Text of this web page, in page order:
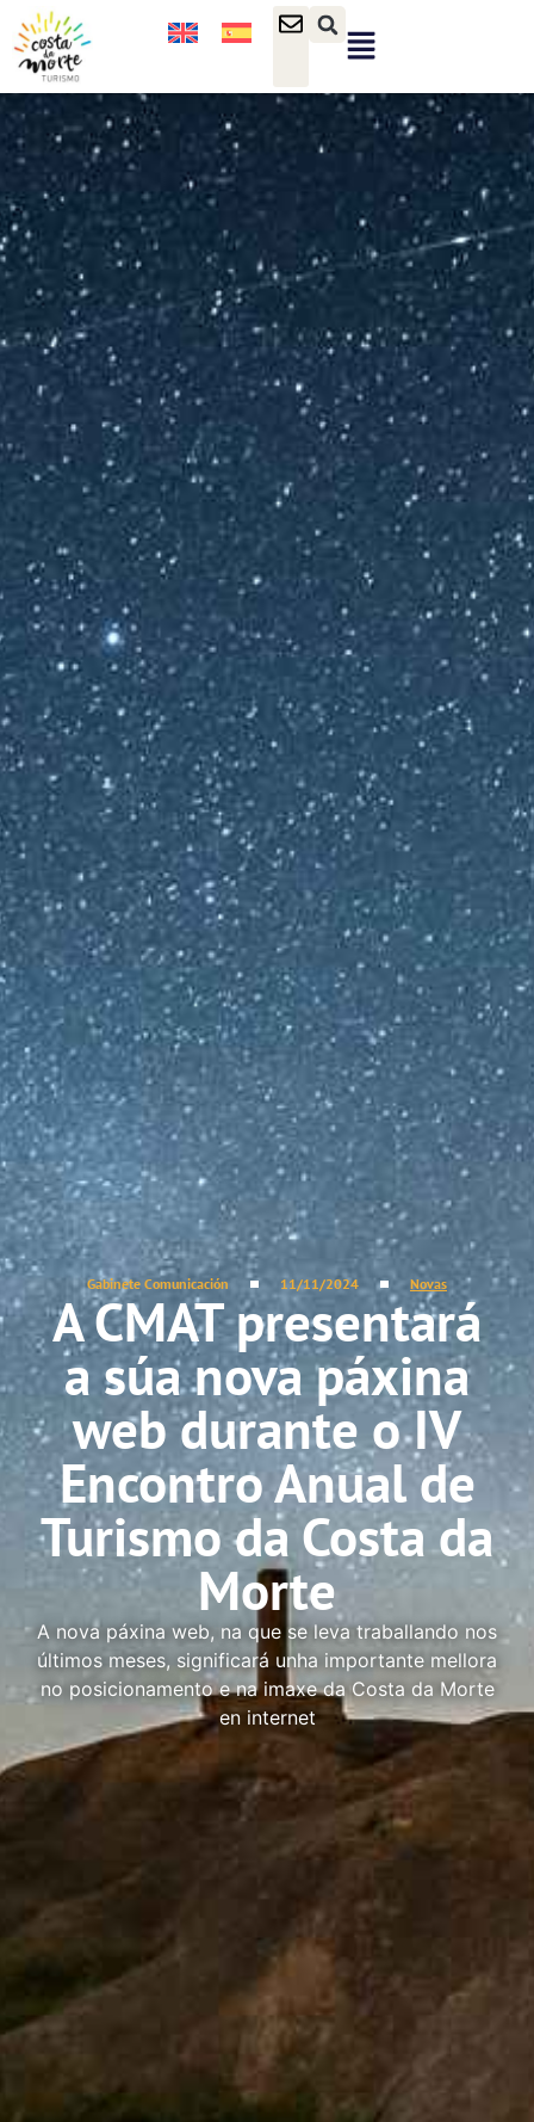
Gabinete Comunicación 11/11/2024 Novas
A CMAT presentará
a súa nova páxina
web durante o IV
Encontro Anual de
Turismo da Costa da
Morte
A nova páxina web, na que se leva traballando nos
últimos meses, significará unha importante mellora
no posicionamento e na imaxe da Costa da Morte
en internet